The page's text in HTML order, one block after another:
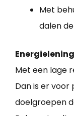
Met
dalen
Met een lage
Dan is er
doelgroepen